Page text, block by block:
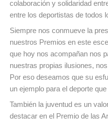
colaboración y solidaridad
entre los deportistas de todos
Siempre nos conmueve la
nuestros Premios en este
que hoy nos acompañan nos
nuestras propias ilusiones,
Por eso deseamos que su
un ejemplo para el deporte
También la juventud es un
destacar en el Premio de las